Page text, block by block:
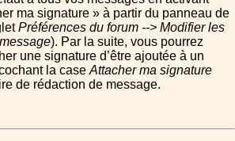
ma signature » à partir du panneau de
Préférences du forum --> Modifier les
). Par la suite, vous pourrez
une signature d’être ajoutée à un
la case Attacher ma signature
de rédaction de message.